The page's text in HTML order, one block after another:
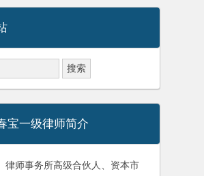
宝一级律师简介
师事务所高级合伙人、资本市